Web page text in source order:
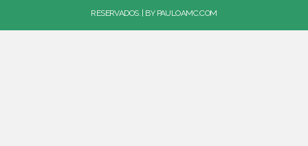
RESERVADOS. | BY PAULOAMC.COM